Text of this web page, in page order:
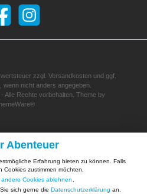
zzgl. Versandkosten und ggf.
wenn nicht anders angegeben.
Alle Rechte vorbehalten. Theme by
Abenteuer
Erfahrung bieten zu können. Falls
Cookies zustimmen möchten,
Cookies ablehnen
sich gerne die Datenschutzerklärung an.